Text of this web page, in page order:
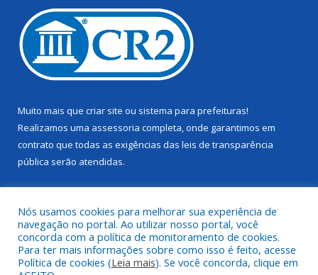
Muito mais que criar site ou sistema para prefeituras!
Realizamos uma assessoria completa, onde garantimos em
contrato que todas as exigências das leis de transparência
pública serão atendidas.
Todos os direitos reservados a Câmara Municipal de Juruti.
Nós usamos cookies para melhorar sua experiência de
navegação no portal. Ao utilizar nosso portal, você
concorda com a política de monitoramento de cookies.
Para ter mais informações sobre como isso é feito, acesse
Política de cookies (Leia mais). Se você concorda, clique em